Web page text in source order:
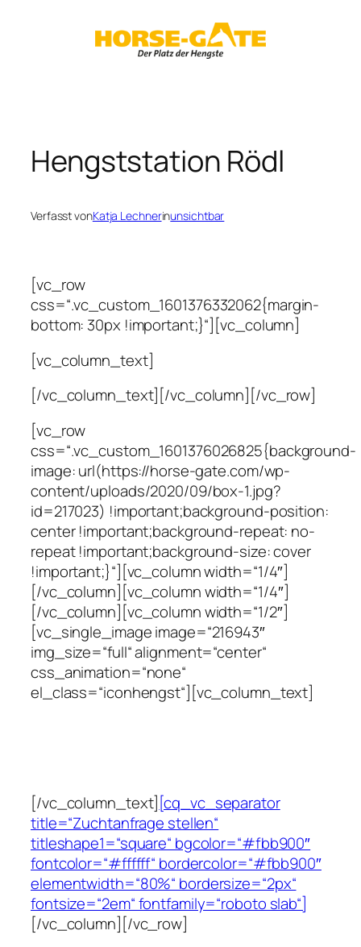
Hengststation Rödl
Verfasst vonKatja Lechnerinunsichtbar
[vc_row
css=“.vc_custom_1601376332062{margin-
bottom: 30px !important;}“][vc_column]
[vc_column_text]
[/vc_column_text][/vc_column][/vc_row]
[vc_row
css=“.vc_custom_1601376026825{background-
image: url(https://horse-gate.com/wp-
content/uploads/2020/09/box-1.jpg?
id=217023) !important;background-position:
center !important;background-repeat: no-
repeat !important;background-size: cover
!important;}“][vc_column width=“1/4″]
[/vc_column][vc_column width=“1/4″]
[/vc_column][vc_column width=“1/2″]
[vc_single_image image=“216943″
img_size=“full“ alignment=“center“
css_animation=“none“
el_class=“iconhengst“][vc_column_text]
[/vc_column_text][cq_vc_separator
title=“Zuchtanfrage stellen“
titleshape1=“square“ bgcolor=“#fbb900″
fontcolor=“#ffffff“ bordercolor=“#fbb900″
elementwidth=“80%“ bordersize=“2px“
fontsize=“2em“ fontfamily=“roboto slab“]
[/vc_column][/vc_row]